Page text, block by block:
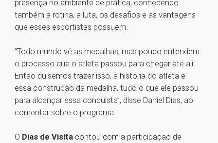
presença no ambiente de prática, conhecendo
também a rotina, a luta, os desafios e as vantagens
que esses esportistas possuem.
“Todo mundo vê as medalhas, mas pouco entendem
o processo que o atleta passou para chegar até ali.
Então quisemos trazer isso, a história do atleta e
essa construção da medalha, tudo o que ele passou
para alcançar essa conquista”, disse Daniel Dias, ao
comentar sobre o programa.
O Dias de Visita contou com a participação de